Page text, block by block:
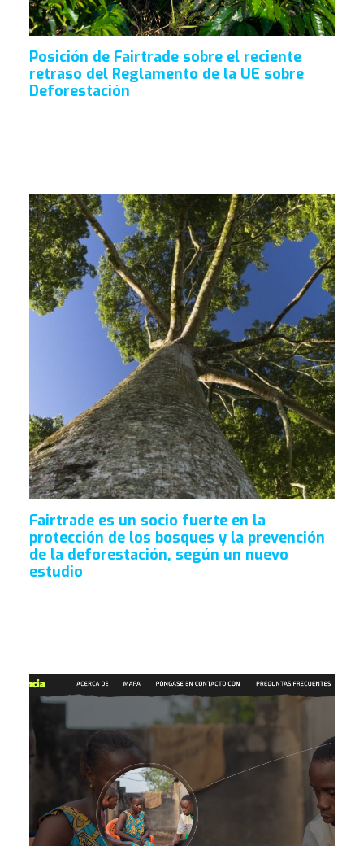
Posición de Fairtrade sobre el reciente
retraso del Reglamento de la UE sobre
Deforestación
Fairtrade es un socio fuerte en la
protección de los bosques y la prevención
de la deforestación, según un nuevo
estudio